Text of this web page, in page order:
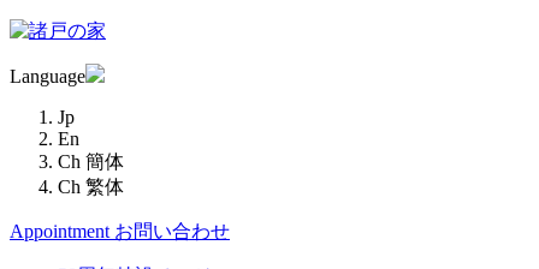
Language
Jp
En
Ch 簡体
Ch 繁体
Appointment お問い合わせ